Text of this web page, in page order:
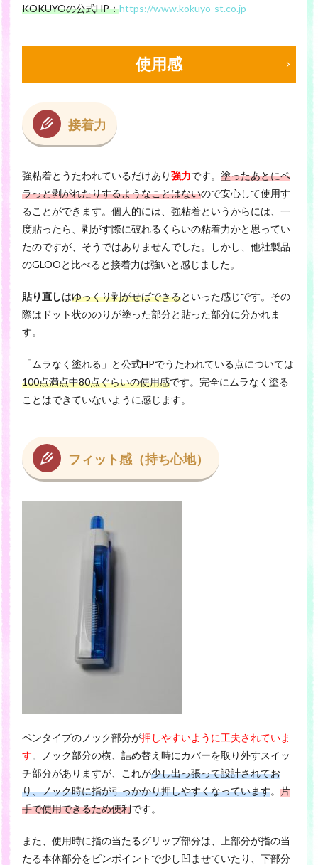
KOKUYOの公式HP：https://www.kokuyo-st.co.jp
使用感
接着力
強粘着とうたわれているだけあり強力です。 塗ったあとにペ
ラっと剥がれたりするようなことはないので安心して使用す
ることができます。個人的には、強粘着というからには、一
度貼ったら、剥がす際に破れるくらいの粘着力かと思ってい
たのですが、そうではありませんでした。しかし、他社製品
のGLOOと比べると接着力は強いと感じました。
貼り直しはゆっくり剥がせばできるといった感じです。その
際はドット状ののりが塗った部分と貼った部分に分かれま
す。
「ムラなく塗れる」と公式HPでうたわれている点については
100点満点中80点ぐらいの使用感です。完全にムラなく塗る
ことはできていないように感じます。
フィット感（持ち心地）
ペンタイプのノック部分が押しやすいように工夫されていま
す。ノック部分の横、詰め替え時にカバーを取り外すスイッ
チ部分がありますが、これが少し出っ張って設計されてお
り、ノック時に指が引っかかり押しやすくなっています。 片
手で使用できるため便利です。
また、使用時に指の当たるグリップ部分は、上部分が指の当
たる本体部分をピンポイントで少し凹ませていたり、下部分